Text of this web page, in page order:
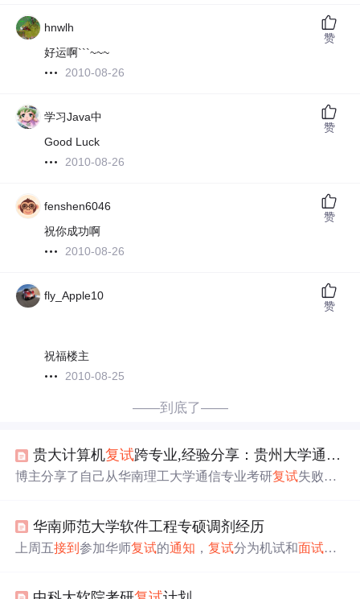
hnwlh
好运啊```~~~
2010-08-26
赞
学习Java中
Good Luck
2010-08-26
赞
fenshen6046
祝你成功啊
2010-08-26
赞
fly_Apple10
祝福楼主
2010-08-25
赞
——到底了——
贵大计算机复试跨专业,经验分享：贵州大学通信专业
博主分享了自己从华南理工大学通信专业考研复试失败
口试的准备及体验。提醒后来者要尽早准备，并强调了贵
大 复试的专业性和英语口语的重要性。
华南师范大学软件工程专硕调剂经历
上周五接到参加华师复试的通知 ，复试分为机试和面试。